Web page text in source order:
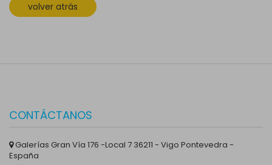
volver atrás
CONTÁCTANOS
Galerías Gran Vía 176 -Local 7 36211 - Vigo Pontevedra -
España